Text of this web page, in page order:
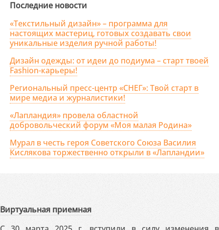
Последние новости
«Текстильный дизайн» – программа для
настоящих мастериц, готовых создавать свои
уникальные изделия ручной работы!
Дизайн одежды: от идеи до подиума – старт твоей
Fashion-карьеры!
Региональный пресс-центр «СНЕГ»: Твой старт в
мире медиа и журналистики!
«Лапландия» провела областной
добровольческий форум «Моя малая Родина»
Мурал в честь героя Советского Союза Василия
Кислякова торжественно открыли в «Лапландии»
Виртуальная приемная